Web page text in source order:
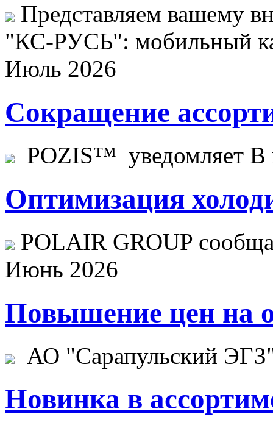
Представляем вашему
"КС-РУСЬ": мобильный
Июль 2026
Сокращение
POZIS™ уведомляет В
Оптимизация
POLAIR GROUP
Июнь 2026
Повышение цен на
АО "Сарапульский
Новинка в